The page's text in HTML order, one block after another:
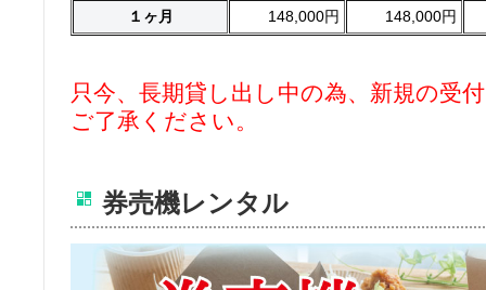
１ヶ月 148,000円 148,000円
只今、長期貸し出し中の為、新規の受
ご了承ください。
券売機レンタル